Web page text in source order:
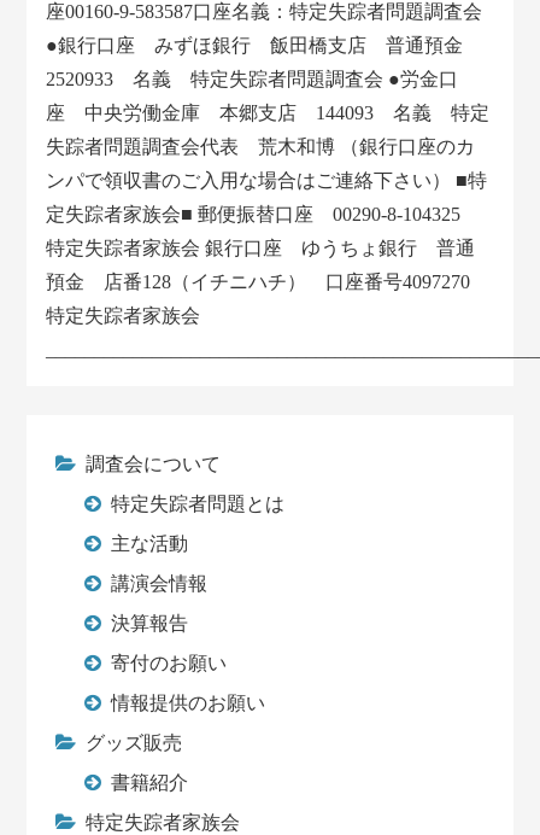
座00160-9-583587口座名義：特定失踪者問題調査会
●銀行口座 みずほ銀行 飯田橋支店 普通預金
2520933 名義 特定失踪者問題調査会 ●労金口
座 中央労働金庫 本郷支店 144093 名義 特定
失踪者問題調査会代表 荒木和博 （銀行口座のカ
ンパで領収書のご入用な場合はご連絡下さい） ■特
定失踪者家族会■ 郵便振替口座 00290-8-104325
特定失踪者家族会 銀行口座 ゆうちょ銀行 普通
預金 店番128（イチニハチ） 口座番号4097270
特定失踪者家族会
調査会について
特定失踪者問題とは
主な活動
講演会情報
決算報告
寄付のお願い
情報提供のお願い
グッズ販売
書籍紹介
特定失踪者家族会